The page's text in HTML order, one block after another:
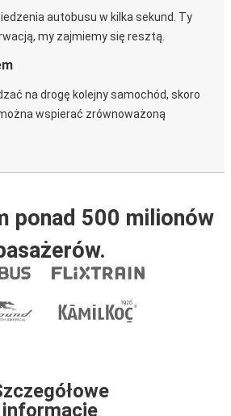
autobusu w kilka sekund. Ty
my zajmiemy się resztą.
na drogę kolejny samochód, skoro
wspierać zrównoważoną
ponad 500 milionów
informacje